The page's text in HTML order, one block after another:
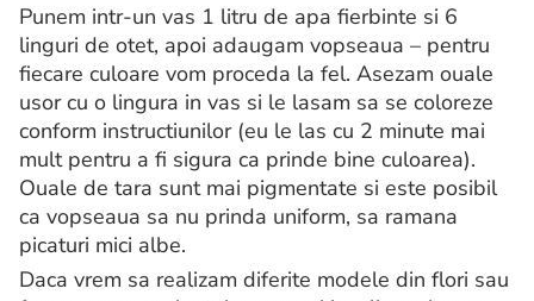
Punem intr-un vas 1 litru de apa fierbinte si 6
linguri de otet, apoi adaugam vopseaua – pentru
fiecare culoare vom proceda la fel. Asezam ouale
usor cu o lingura in vas si le lasam sa se coloreze
conform instructiunilor (eu le las cu 2 minute mai
mult pentru a fi sigura ca prinde bine culoarea).
Ouale de tara sunt mai pigmentate si este posibil
ca vopseaua sa nu prinda uniform, sa ramana
picaturi mici albe.
Daca vrem sa realizam diferite modele din flori sau